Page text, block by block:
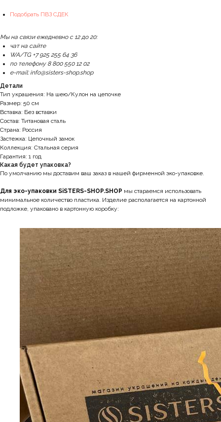
Подобрать ПВЗ СДЕК
Мы на связи ежедневно с 12 до 20:
чат на сайте
WA/TG +7 925 255 64 36
по телефону 8 800 550 12 02
e-mail: info@sisters-shop.shop
Детали
Тип украшения: На шею/Кулон на цепочке
Размер: 50 см
Вставка: Без вставки
Состав: Титановая сталь
Страна: Россия
Застежка: Цепочный замок
Коллекция: Стальная серия
Гарантия: 1 год
Какая будет упаковка?
По умолчанию мы доставим ваш заказ в нашей фирменной эко-упаковке.
Для эко-упаковки SiSTERS-SHOP.SHOP мы стараемся использовать
минимальное количество пластика. Изделие располагается на картонной
подложке, упаковано в картонную коробку: